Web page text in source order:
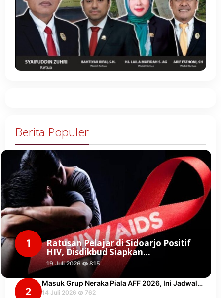
Berita Populer
1 Ratusan Pelajar di Sidoarjo Positif
HIV, Disdikbud Siapkan…
19 Juli 2026 815
2
Masuk Grup Neraka Piala AFF 2026, Ini Jadwal…
14 Juli 2026 762